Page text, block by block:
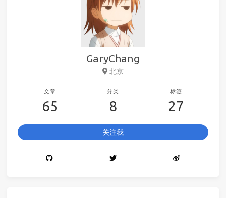
GaryChang
北京
文章
65
分类
8
标签
27
关注我